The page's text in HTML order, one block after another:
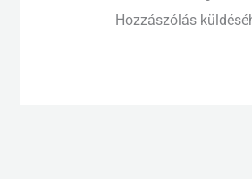
Hozzászólás